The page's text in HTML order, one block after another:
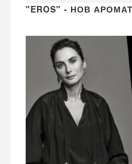
"EROS" - НОВ АРОМАТ